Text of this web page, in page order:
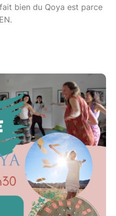
bien du Qoya est parce